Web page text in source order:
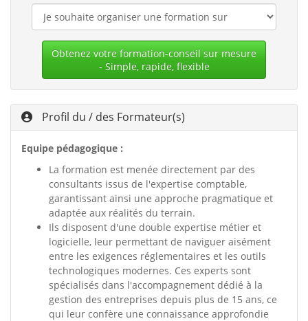
Obtenez votre formation-conseil sur mesure
- Simple, rapide, flexible
Profil du / des Formateur(s)
Equipe pédagogique :
La formation est menée directement par des
consultants issus de l'expertise comptable,
garantissant ainsi une approche pragmatique et
adaptée aux réalités du terrain.
Ils disposent d'une double expertise métier et
logicielle, leur permettant de naviguer aisément
entre les exigences réglementaires et les outils
technologiques modernes. Ces experts sont
spécialisés dans l'accompagnement dédié à la
gestion des entreprises depuis plus de 15 ans, ce
qui leur confère une connaissance approfondie